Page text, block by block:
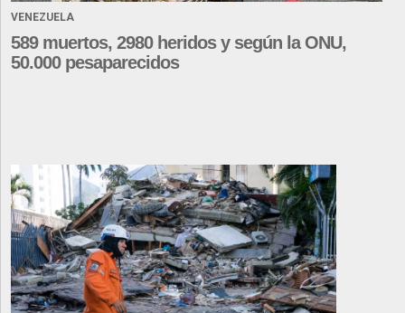
VENEZUELA
589 muertos, 2980 heridos y según la ONU,
50.000 pesaparecidos